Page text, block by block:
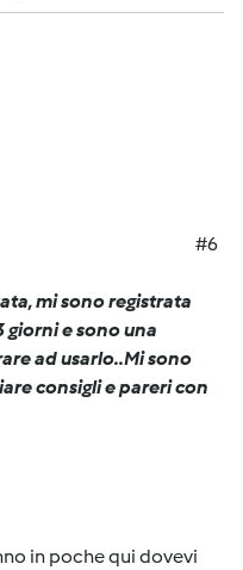
#6
mi sono registrata
giorni e sono una
ad usarlo..Mi sono
consigli e pareri con
in poche qui dovevi